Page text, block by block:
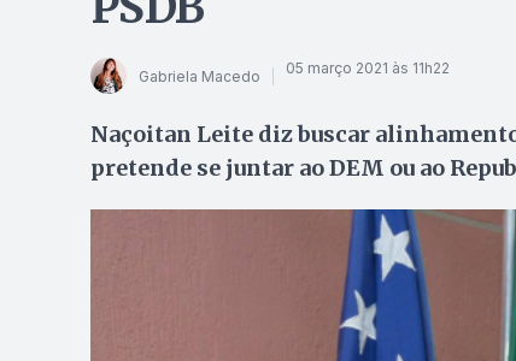
Gabriela Macedo 05 março 2021 às 11h22
Naçoitan Leite diz buscar
pretende se juntar ao DEM ou ao